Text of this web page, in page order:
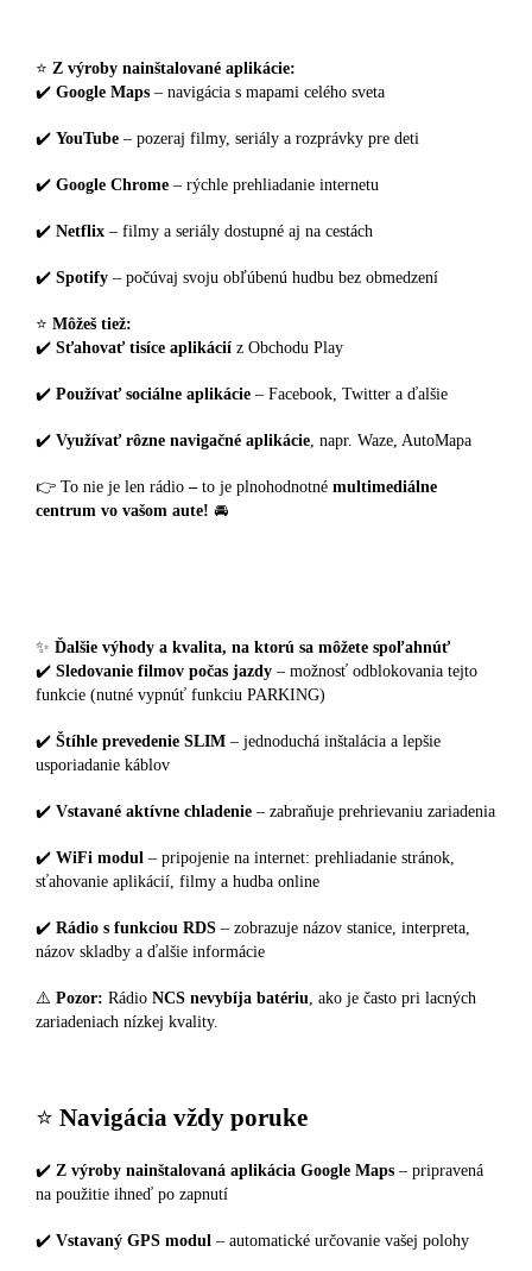
⭐ Z výroby nainštalované aplikácie:
✔️ Google Maps – navigácia s mapami celého sveta
✔️ YouTube – pozeraj filmy, seriály a rozprávky pre deti
✔️ Google Chrome – rýchle prehliadanie internetu
✔️ Netflix – filmy a seriály dostupné aj na cestách
✔️ Spotify – počúvaj svoju obľúbenú hudbu bez obmedzení
⭐ Môžeš tiež:
✔️ Sťahovať tisíce aplikácií z Obchodu Play
✔️ Používať sociálne aplikácie – Facebook, Twitter a ďalšie
✔️ Využívať rôzne navigačné aplikácie, napr. Waze, AutoMapa
👉 To nie je len rádio – to je plnohodnotné multimediálne
centrum vo vašom aute! 🚘
✨ Ďalšie výhody a kvalita, na ktorú sa môžete spoľahnúť
✔️ Sledovanie filmov počas jazdy – možnosť odblokovania tejto
funkcie (nutné vypnúť funkciu PARKING)
✔️ Štíhle prevedenie SLIM – jednoduchá inštalácia a lepšie
usporiadanie káblov
✔️ Vstavané aktívne chladenie – zabraňuje prehrievaniu zariadenia
✔️ WiFi modul – pripojenie na internet: prehliadanie stránok,
sťahovanie aplikácií, filmy a hudba online
✔️ Rádio s funkciou RDS – zobrazuje názov stanice, interpreta,
názov skladby a ďalšie informácie
⚠️ Pozor: Rádio NCS nevybíja batériu, ako je často pri lacných
zariadeniach nízkej kvality.
⭐️ Navigácia vždy poruke
✔️ Z výroby nainštalovaná aplikácia Google Maps – pripravená
na použitie ihneď po zapnutí
✔️ Vstavaný GPS modul – automatické určovanie vašej polohy